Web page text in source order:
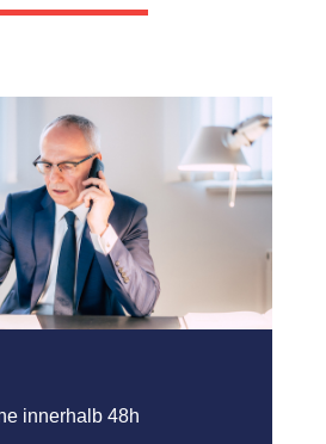
innerhalb 48h